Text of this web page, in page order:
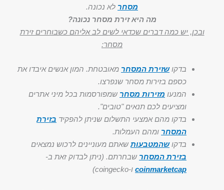
מסחר לא נכונה.
מה היא זירת מסחר נכונה?
ובכן, יש כמה דברים שכדאי לשים לב אליהם כשבוחרים זירת
מסחר:
בדקושזירת המסחר מאובטחת. המון אנשים איבדו את
כספם בזירות מסחר שנפרצו.
המנעו מזירות מסחר שמפורסמות בכל מיני אתרים
ומציעים לכם תנאים "טובים".
בדקו מהם אמצעי התשלום שניתן להפקיד בזירת
המסחר ומהם העמלות.
בדקושהמטבעותשאתם מעוניינים לרכוש נמצאים
בזירת המסחר שבחרתם. (ניתן לבדוק זאת ב-
coinmarketcap ו-coingecko)